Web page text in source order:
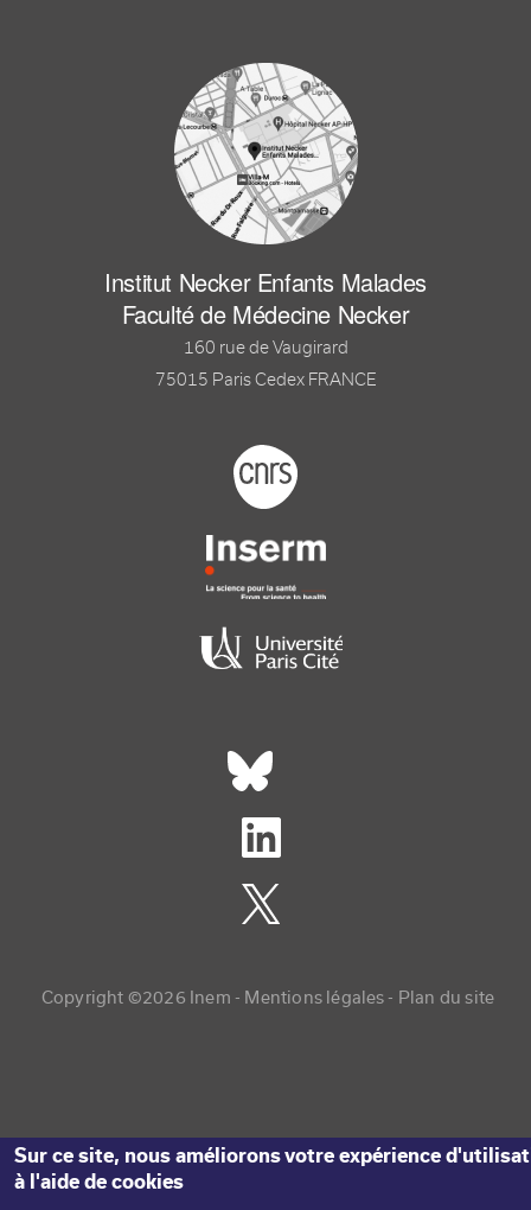
Institut Necker Enfants Malades
Faculté de Médecine Necker
160 rue de Vaugirard
75015 Paris Cedex FRANCE
Footer logo tutelles
Réseaux sociaux footer
Copyright ©2026 Inem - Copyright menu
Mentions légales Plan du site
Sur ce site, nous améliorons votre expérience
à l'aide de cookies